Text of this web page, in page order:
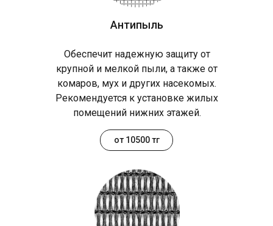
Антипыль
Обеспечит надежную защиту от
крупной и мелкой пыли, а также от
комаров, мух и других насекомых.
Рекомендуется к установке жилых
помещений нижних этажей.
от 10500 тг